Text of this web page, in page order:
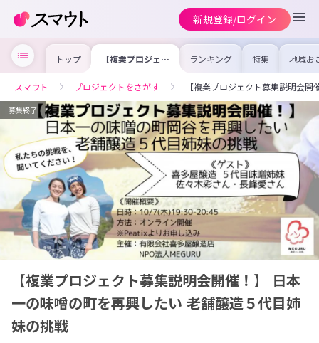
新規登録/ログイン
トップ 【複業プロジェク
ト募集説明会開
味噌の町を再興し
たい 老舗醸造５
代目姉妹の挑戦
ランキング 特集 地域お
の求
を集め
事内容
を比較
合った
けよう
スマウト プロジェクトをさがす 【複業プロジェクト募集説明会
募集終了
【複業プロジェクト募集説明会開催！】 日本
一の味噌の町を再興したい 老舗醸造５代目姉
妹の挑戦